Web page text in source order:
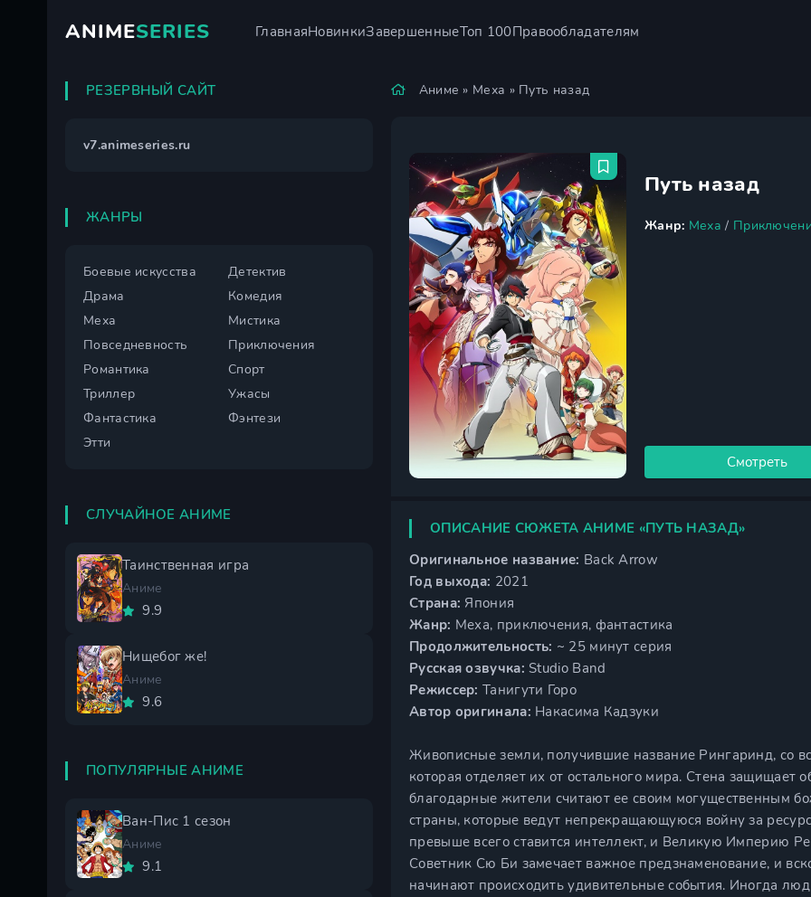
ANIMESERIES ГлавнаяНовинкиЗавершенныеТоп 100Правообладателям
Аниме » Меха » Путь назад
Путь назад
Жанр: Меха /
Смотреть
ОПИСАНИЕ СЮЖЕТА АНИМЕ «ПУТЬ НАЗАД»
Оригинальное название: Back Arrow
Год выхода: 2021
Страна: Япония
Жанр: Меха, приключения, фантастика
Продолжительность: ~ 25 минут серия
Русская озвучка: Studio Band
Режиссер: Танигути Горо
Автор оригинала: Накасима Кадзуки
Живописные земли, получившие название Рингаринд, со
которая отделяет их от остального мира. Стена защищает
благодарные жители считают ее своим могущественным
страны, которые ведут непрекращающуюся войну за
превыше всего ставится интеллект, и Великую Империю
Советник Сю Би замечает важное предзнаменование, и
начинают происходить удивительные события. Иногда
РЕЗЕРВНЫЙ САЙТ
v7.animeseries.ru
ЖАНРЫ
Боевые искусства
Детектив
Драма
Комедия
Меха
Мистика
Повседневность
Приключения
Романтика
Спорт
Триллер
Ужасы
Фантастика
Фэнтези
Этти
СЛУЧАЙНОЕ АНИМЕ
Таинственная игра
Аниме
9.9
Нищебог же!
Аниме
9.6
ПОПУЛЯРНЫЕ АНИМЕ
Ван-Пис 1 сезон
Аниме
9.1